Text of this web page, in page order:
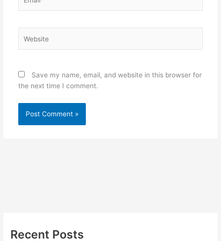
Save my name, email, and website in this browser for
the next time I comment.
Recent Posts